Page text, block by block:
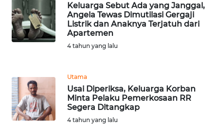
Keluarga Sebut Ada yang Janggal,
Angela Tewas Dimutilasi Gergaji
Listrik dan Anaknya Terjatuh dari
Apartemen
4 tahun yang lalu
Utama
Usai Diperiksa, Keluarga Korban
Minta Pelaku Pemerkosaan RR
Segera Ditangkap
4 tahun yang lalu
WN
JABAR
WN
WN
NTT
WN